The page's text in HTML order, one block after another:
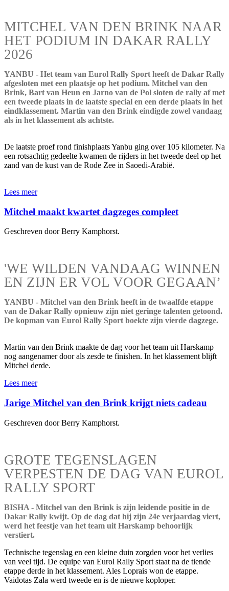
MITCHEL VAN DEN BRINK NAAR
HET PODIUM IN DAKAR RALLY
2026
YANBU - Het team van Eurol Rally Sport heeft de Dakar Rally
afgesloten met een plaatsje op het podium. Mitchel van den
Brink, Bart van Heun en Jarno van de Pol sloten de rally af met
een tweede plaats in de laatste special en een derde plaats in het
eindklassement. Martin van den Brink eindigde zowel vandaag
als in het klassement als achtste.
De laatste proef rond finishplaats Yanbu ging over 105 kilometer. Na
een rotsachtig gedeelte kwamen de rijders in het tweede deel op het
zand van de kust van de Rode Zee in Saoedi-Arabië.
Lees meer
Mitchel maakt kwartet dagzeges compleet
Geschreven door Berry Kamphorst.
'WE WILDEN VANDAAG WINNEN
EN ZIJN ER VOL VOOR GEGAAN’
YANBU - Mitchel van den Brink heeft in de twaalfde etappe
van de Dakar Rally opnieuw zijn niet geringe talenten getoond.
De kopman van Eurol Rally Sport boekte zijn vierde dagzege.
Martin van den Brink maakte de dag voor het team uit Harskamp
nog aangenamer door als zesde te finishen. In het klassement blijft
Mitchel derde.
Lees meer
Jarige Mitchel van den Brink krijgt niets cadeau
Geschreven door Berry Kamphorst.
GROTE TEGENSLAGEN
VERPESTEN DE DAG VAN EUROL
RALLY SPORT
BISHA - Mitchel van den Brink is zijn leidende positie in de
Dakar Rally kwijt. Op de dag dat hij zijn 24e verjaardag viert,
werd het feestje van het team uit Harskamp behoorlijk
verstiert.
Technische tegenslag en een kleine duin zorgden voor het verlies
van veel tijd. De equipe van Eurol Rally Sport staat na de tiende
etappe derde in het klassement. Ales Loprais won de etappe.
Vaidotas Zala werd tweede en is de nieuwe koploper.